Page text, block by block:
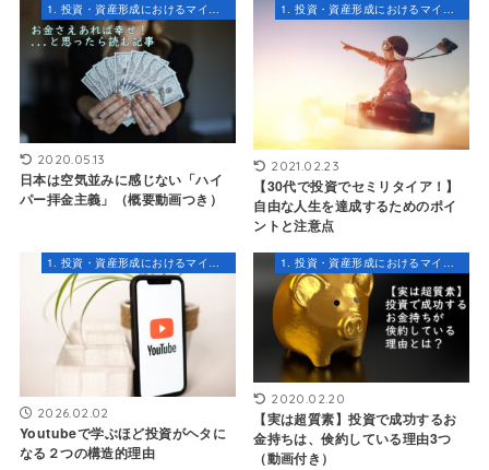
1. 投資・資産形成におけるマインドセット
2020.05.13
日本は空気並みに感じない「ハイ
パー拝金主義」（概要動画つき）
1. 投資・資産形成におけるマインドセット
2021.02.23
【30代で投資でセミリタイア！】
自由な人生を達成するためのポイ
ントと注意点
1. 投資・資産形成におけるマインドセット
2026.02.02
Youtubeで学ぶほど投資がヘタに
なる２つの構造的理由
1. 投資・資産形成におけるマインドセット
2020.02.20
【実は超質素】投資で成功するお
金持ちは、倹約している理由3つ
（動画付き）